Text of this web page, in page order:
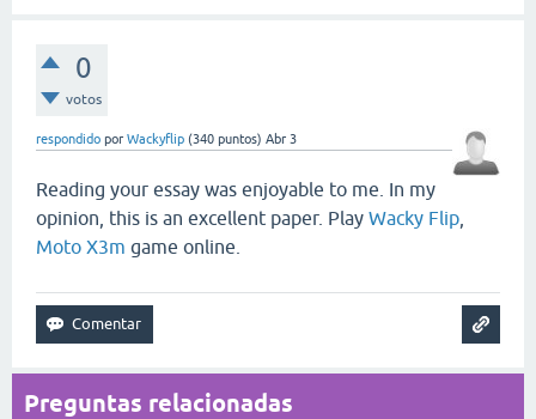
0
votos
respondido por Wackyflip (340 puntos) Abr 3
Reading your essay was enjoyable to me. In my
opinion, this is an excellent paper. Play Wacky Flip
Moto X3m game online.
Preguntas relacionadas